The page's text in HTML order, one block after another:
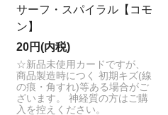
サーフ・スパイラル【コモ
ン】
20円(内税)
☆新品未使用カードですが、
商品製造時につく 初期キズ(線
の痕・角すれ)等ある場合がご
ざいます。 神経質の方はご購
入を控えください。